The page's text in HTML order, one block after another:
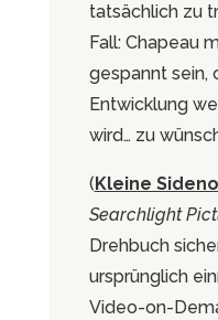
tatsächlich zu
Fall: Chapeau
gespannt sein,
Entwicklung
wird… zu
(Kleine
Searchlight
Drehbuch
ursprünglich
Video-on-